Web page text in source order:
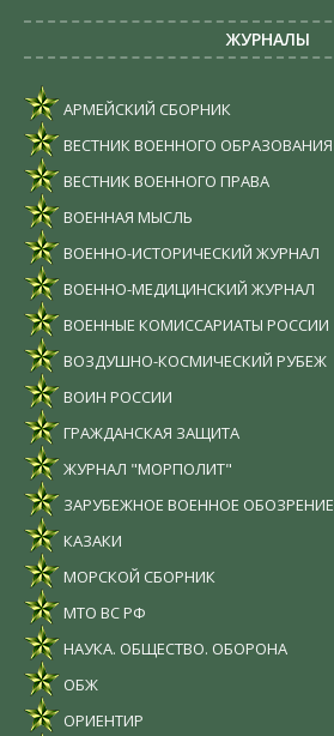
ЖУРНАЛЫ
АРМЕЙСКИЙ СБОРНИК
ВЕСТНИК ВОЕННОГО ОБРАЗОВАНИЯ
ВЕСТНИК ВОЕННОГО ПРАВА
ВОЕННАЯ МЫСЛЬ
ВОЕННО-ИСТОРИЧЕСКИЙ ЖУРНАЛ
ВОЕННО-МЕДИЦИНСКИЙ ЖУРНАЛ
ВОЕННЫЕ КОМИССАРИАТЫ РОССИИ
ВОЗДУШНО-КОСМИЧЕСКИЙ РУБЕЖ
ВОИН РОССИИ
ГРАЖДАНСКАЯ ЗАЩИТА
ЖУРНАЛ "МОРПОЛИТ"
ЗАРУБЕЖНОЕ ВОЕННОЕ ОБОЗРЕНИЕ
КАЗАКИ
МОРСКОЙ СБОРНИК
МТО ВС РФ
НАУКА. ОБЩЕСТВО. ОБОРОНА
ОБЖ
ОРИЕНТИР